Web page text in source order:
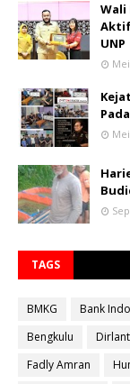
Wali
Aktif
UNP
TAGS
BMKG Bank
Bengkulu
Fadly Amran